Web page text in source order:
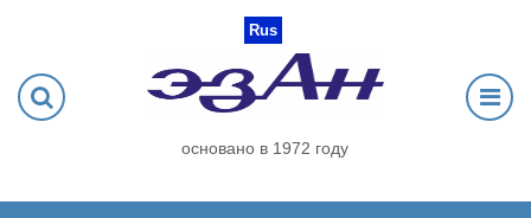
Rus
основано в 1972 году